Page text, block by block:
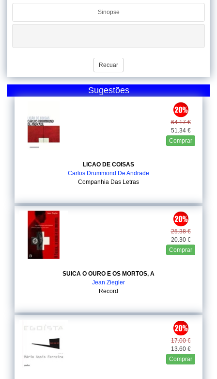
Sinopse
Recuar
Sugestões
64.17 €
51.34 €
Comprar
LICAO DE COISAS
Carlos Drummond De Andrade
Companhia Das Letras
25.38 €
20.30 €
Comprar
SUICA O OURO E OS MORTOS, A
Jean Ziegler
Record
17.00 €
13.60 €
Comprar